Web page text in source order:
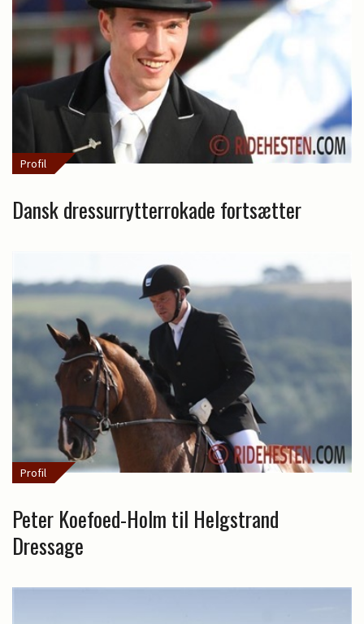
Profil
Dansk dressurrytterrokade fortsætter
Profil
Peter Koefoed-Holm til Helgstrand
Dressage